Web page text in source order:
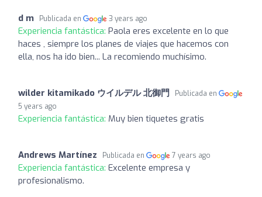
d m Publicada en 3 years ago
Experiencia fantástica: Paola eres excelente en lo que
haces , siempre los planes de viajes que hacemos con
ella, nos ha ido bien... La recomiendo muchísimo.
wilder kitamikado ウイルデル 北御門
Publicada en
5 years ago
Experiencia fantástica: Muy bien tiquetes gratis
Andrews Martínez Publicada en 7 years ago
Experiencia fantástica: Excelente empresa y
profesionalismo.